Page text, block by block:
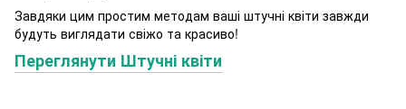
Завдяки цим простим методам ваші штучні квіти завжди
будуть виглядати свіжо та красиво!
Переглянути Штучні квіти